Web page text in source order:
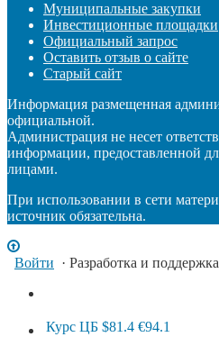
Муниципальные закупки
Инвестиционные площадки
Официальный запрос
Оставить отзыв о сайте
Старый сайт
Информация размещенная
официальной.
Администрация не несет
информации, предоставленной
лицами.
При использовании в сети
источник обязательна.
Войти · Разработка и
Курс ЦБ $81.4 €94.1